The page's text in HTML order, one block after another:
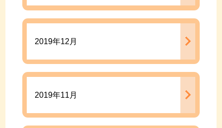
2019年12月
2019年11月